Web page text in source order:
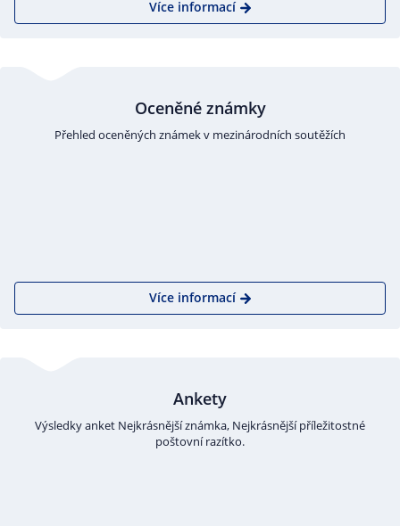
Více informací
Oceněné známky
Přehled oceněných známek v mezinárodních soutěžích
Více informací
Ankety
Výsledky anket Nejkrásnější známka, Nejkrásnější příležitostné
poštovní razítko.